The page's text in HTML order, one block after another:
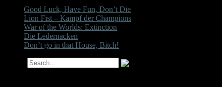
Good Luck, Have Fun, Don’t Die
Lion Fist – Kampf der Champions
War of the Worlds: Extinction
Die Ledernacken
Don’t go in that House, Bitch!